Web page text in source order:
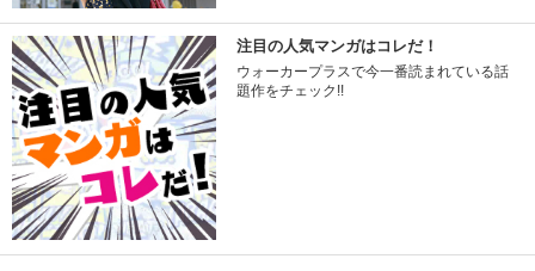
注目の人気マンガはコレだ！
ウォーカープラスで今一番読まれている話
題作をチェック!!